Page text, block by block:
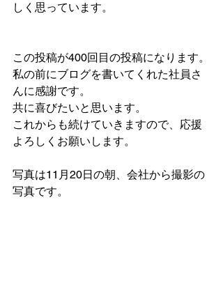
しく思っています。
この投稿が400回目の投稿になります。
私の前にブログを書いてくれた社員さ
んに感謝です。
共に喜びたいと思います。
これからも続けていきますので、応援
よろしくお願いします。
写真は11月20日の朝、会社から撮影の
写真です。